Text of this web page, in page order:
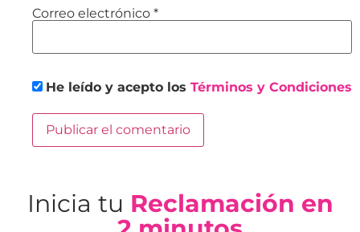
Correo electrónico *
He leído y acepto los Términos y Condiciones
Inicia tu Reclamación en